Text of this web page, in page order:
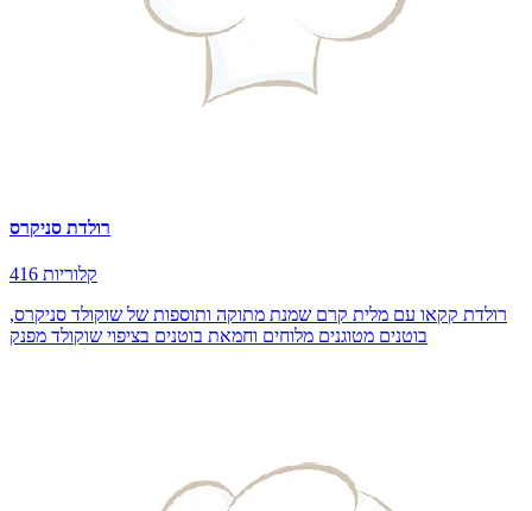
רולדת סניקרס
416 קלוריות
רולדת קקאו עם מלית קרם שמנת מתוקה ותוספות של שוקולד סניקרס,
בוטנים מטוגנים מלוחים וחמאת בוטנים בציפוי שוקולד מפנק